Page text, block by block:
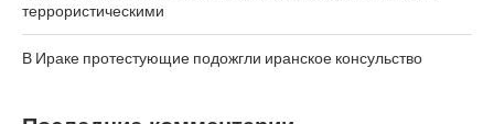
террористическими
В Ираке протестующие подожгли иранское консульство